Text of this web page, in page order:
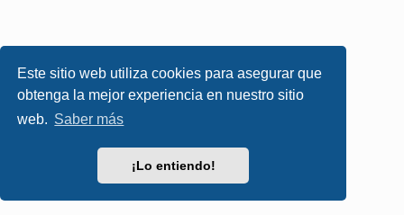
Este sitio web utiliza cookies para asegurar que
obtenga la mejor experiencia en nuestro sitio
web. Saber más
¡Lo entiendo!